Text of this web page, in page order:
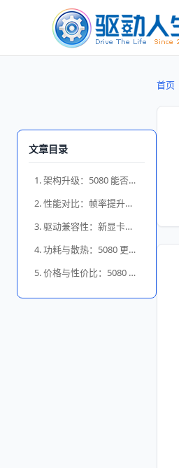
文章目录
1. 架构升级：5080 能否超越 4090？
2. 性能对比：帧率提升能有多少？
3. 驱动兼容性：新显卡如何避免问题？
4. 功耗与散热：5080 更省电吗？
5. 价格与性价比：5080 更值得买吗？
首页